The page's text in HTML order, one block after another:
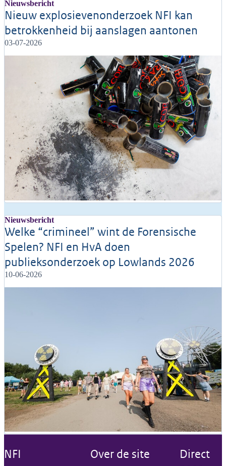
Nieuwsbericht
Nieuw explosievenonderzoek NFI kan
betrokkenheid bij aanslagen aantonen
03-07-2026
Nieuwsbericht
Welke “crimineel” wint de Forensische
Spelen? NFI en HvA doen
publieksonderzoek op Lowlands 2026
10-06-2026
NFI Over de site
Direct